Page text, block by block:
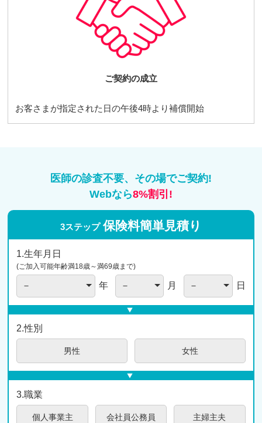
ご契約の成立
お客さまが指定された日の午後4時より補償開始
医師の診査不要、その場でご契約!
Webなら8%割引!
3ステップ 保険料簡単見積り
1.生年月日
(ご加入可能年齢満18歳～満69歳まで)
年 月 日
2.性別
男性 女性
3.職業
個人事業主 会社員公務員 主婦主夫